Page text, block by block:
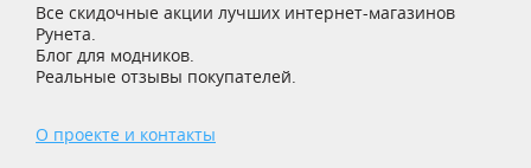
Все скидочные акции лучших интернет-магазинов
Рунета.
Блог для модников.
Реальные отзывы покупателей.
О проекте и контакты